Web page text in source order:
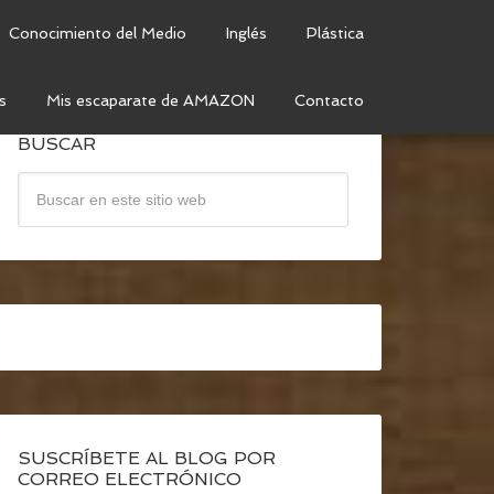
Conocimiento del Medio Inglés Plástica
Mis escaparate de AMAZON Contacto
BUSCAR
SUSCRÍBETE AL BLOG POR
CORREO ELECTRÓNICO